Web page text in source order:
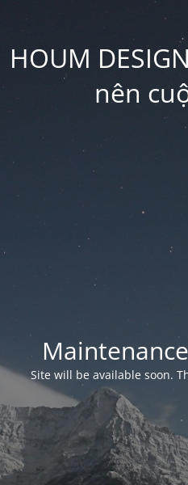
HOUM
nên
Site will be available soon.